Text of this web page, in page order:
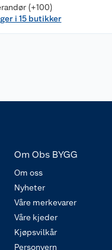
(+100)
i 15 butikker
Om Obs BYGG
Om oss
Nyheter
Våre merkevarer
Våre kjeder
Kjøpsvilkår
Personvern